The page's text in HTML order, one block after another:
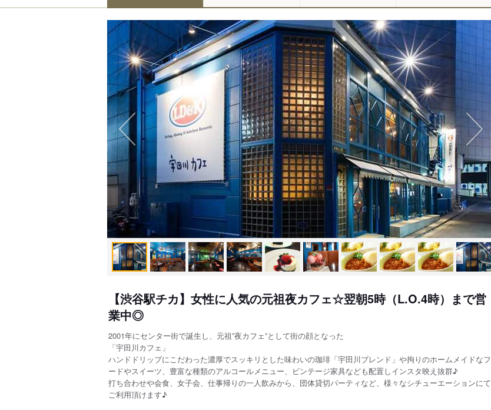
【渋谷駅チカ】女性に人気の元祖夜カフェ☆翌朝5時（L.O.4時）まで営
業中◎
2001年にセンター街で誕生し、元祖”夜カフェ”として街の顔となった
「宇田川カフェ」
ハンドドリップにこだわった濃厚でスッキリとした味わいの珈琲「宇田川ブレンド」や拘りのホームメイドなフ
ードやスイーツ、豊富な種類のアルコールメニュー、ビンテージ家具なども配置しインスタ映え抜群♪
打ち合わせや会食、女子会、仕事帰りの一人飲みから、団体貸切パーティなど、様々なシチューエーションにて
ご利用頂けます♪